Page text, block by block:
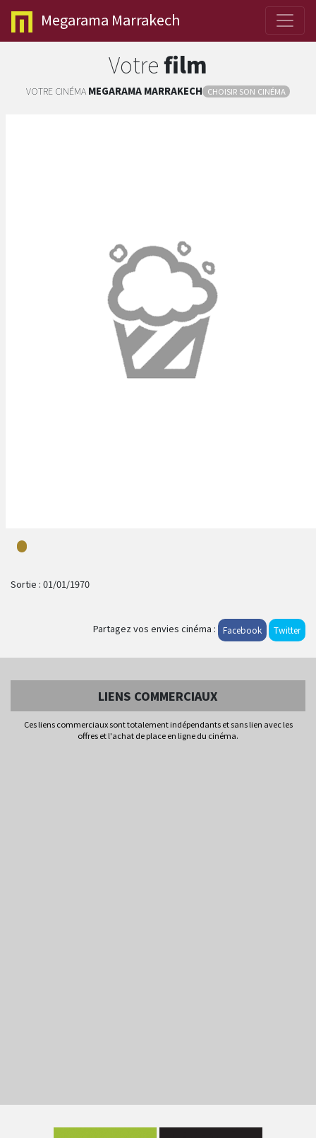
Megarama Marrakech
Votrefilm
VOTRE CINÉMA MEGARAMAMARRAKECH CHOISIR SON CINÉMA
Sortie : 01/01/1970
Partagez vos envies cinéma : Facebook Twitter
LIENS COMMERCIAUX
Ces liens commerciaux sont totalement indépendants et sans lien avec les
offres et l'achat de place en ligne du cinéma.